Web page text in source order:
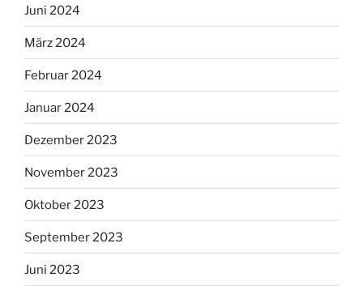
Juni 2024
März 2024
Februar 2024
Januar 2024
Dezember 2023
November 2023
Oktober 2023
September 2023
Juni 2023